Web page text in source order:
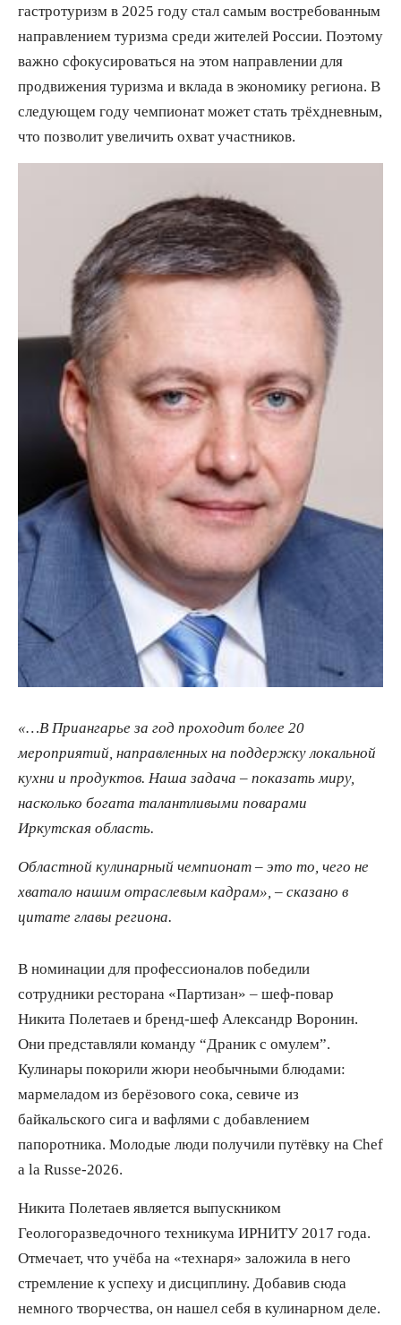
гастротуризм в 2025 году стал самым востребованным
направлением туризма среди жителей России. Поэтому
важно сфокусироваться на этом направлении для
продвижения туризма и вклада в экономику региона. В
следующем году чемпионат может стать трёхдневным,
что позволит увеличить охват участников.
«…В Приангарье за год проходит более 20
мероприятий, направленных на поддержку локальной
кухни и продуктов. Наша задача – показать миру,
насколько богата талантливыми поварами
Иркутская область.
Областной кулинарный чемпионат – это то, чего не
хватало нашим отраслевым кадрам», – сказано в
цитате главы региона.
В номинации для профессионалов победили
сотрудники ресторана «Партизан» – шеф-повар
Никита Полетаев и бренд-шеф Александр Воронин.
Они представляли команду “Драник с омулем”.
Кулинары покорили жюри необычными блюдами:
мармеладом из берёзового сока, севиче из
байкальского сига и вафлями с добавлением
папоротника. Молодые люди получили путёвку на Chef
a la Russe-2026.
Никита Полетаев является выпускником
Геологоразведочного техникума ИРНИТУ 2017 года.
Отмечает, что учёба на «технаря» заложила в него
стремление к успеху и дисциплину. Добавив сюда
немного творчества, он нашел себя в кулинарном деле.